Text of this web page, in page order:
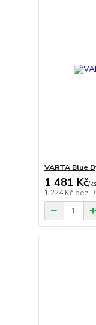
VARTA Blue
1 481 Kč/ks
1 224 Kč bez